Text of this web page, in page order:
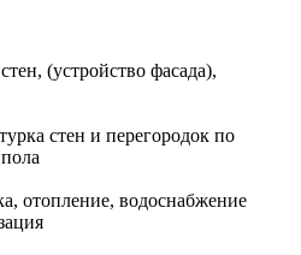
(устройство фасада),
стен и перегородок по
отопление, водоснабжение